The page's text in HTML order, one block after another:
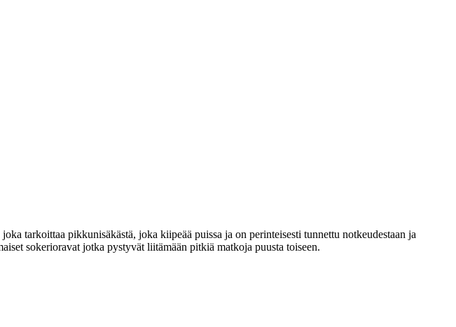
tarkoittaa pikkunisäkästä, joka kiipeää puissa ja on perinteisesti tunnettu notkeudestaan ja
sokerioravat jotka pystyvät liitämään pitkiä matkoja puusta toiseen.